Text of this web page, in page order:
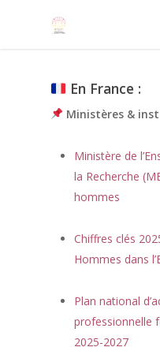
En France :
Ministères &
Ministère de
la Recherche
hommes
Chiffres clés
Hommes dans
Plan national
professionnelle
2025-2027